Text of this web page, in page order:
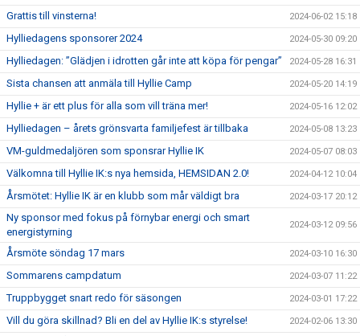
Grattis till vinsterna! 2024-06-02 15:18
Hylliedagens sponsorer 2024 2024-05-30 09:20
Hylliedagen: ”Glädjen i idrotten går inte att köpa för pengar” 2024-05-28 16:31
Sista chansen att anmäla till Hyllie Camp 2024-05-20 14:19
Hyllie + är ett plus för alla som vill träna mer! 2024-05-16 12:02
Hylliedagen – årets grönsvarta familjefest är tillbaka 2024-05-08 13:23
VM-guldmedaljören som sponsrar Hyllie IK 2024-05-07 08:03
Välkomna till Hyllie IK:s nya hemsida, HEMSIDAN 2.0! 2024-04-12 10:04
Årsmötet: Hyllie IK är en klubb som mår väldigt bra 2024-03-17 20:12
Ny sponsor med fokus på förnybar energi och smart
energistyrning
2024-03-12 09:56
Årsmöte söndag 17 mars 2024-03-10 16:30
Sommarens campdatum 2024-03-07 11:22
Truppbygget snart redo för säsongen 2024-03-01 17:22
Vill du göra skillnad? Bli en del av Hyllie IK:s styrelse! 2024-02-06 13:30